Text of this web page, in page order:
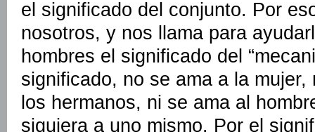
el significado del conjunto. Por
nosotros, y nos llama para
hombres el significado del
significado, no se ama a la
los hermanos, ni se ama al
siquiera a uno mismo. Por el